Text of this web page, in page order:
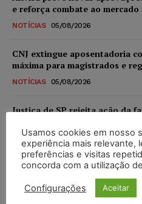
e reforça combate ao mercado
NOTÍCIAS 05/08/2026
CNJ extingue aposentadoria
máxima para magistrados e
NOTÍCIAS 05/08/2026
Justiça de SP rejeita ação da
NOTÍCIAS 05/08/2026
Conselho Nacional de Justiça
juíza Gabriela Hardt por dois
NOTÍCIAS 05/08/2026
Usamos cookies em nosso
experiência mais relevante,
preferências e visitas
concorda com a utilização
Configurações Aceitar